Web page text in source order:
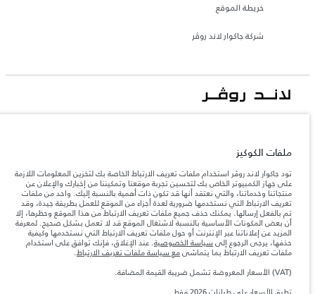
خريطة الموقع
شركة جاكوار لاند روڤر
تعكس الأوزان المذكورة مواصفات السيارة القياسية. سوف تؤثر الإكسسوارات وغيرها من
والحد الأقصى لأحمال المحور عند تحميل السيارة بالإكسسوارات والركاب والسوائل والوقود
والحمولة.
المعلومات والمواصفات والأسعار والألوان المذكورة على هذا الموقع قد تختلف من بلد إلى
آخر، كما أنّها قد تتغير بدون إشعار مسبق. الرجاء التواصل مع وكيلنا المحلي للتأكد من توفّرها
والتحقق من الأسعار.
ملاحظة مهمة حول الصور والمواصفات.إن النقص العالمي في أشباه الموصلات يؤثر حاليًا
في مواصفات تصميم السيارات وتوفر الخيارات وتوقيتات التصاميم. هذا ظرف ديناميكي
للغاية، ونتيجة لذلك، قد لا تمثّل الصور المستخدَمة ضمن موقع الويب حاليًا المواصفات الحالية
بالكامل بالنسبة إلى الميزات والخيارات والحلية ومجموعات الألوان. يرجى استشارة وكيلك الذي
سيتمكّن من تأكيد أي تقييدات حالية معك للسماح لك باتخاذ قرار مدروس
ملفات الكوكيز
تود جاكوار لاند روڤر استخدام ملفات تعريف الارتباط الخاصة بك لتخزين المعلومات اللازمة
على جهاز الكمبيوتر الخاص بك لتحسين تجربة موقعنا وتمكيننا من إخبارك والإعلان عن
منتجاتنا وخدماتنا، والتي نعتقد أنها قد تكون ذات أهمية بالنسبة إليك. واحد من ملفات
تعريف الارتباط التي نستخدمها ضرورية لعدة أجزاء من الموقع للعمل بطريقة جيدة، وقد
تم بالفعل إرسالها. يمكنك حذف جميع ملفات تعريف الارتباط من هذا الموقع وحظرها، إلا
أن بعض المكونات الأساسية بالنسبة لاشتغال الموقع قد لا تعمل بشكل صحيح. لمعرفة
المزيد عن إعلاناتنا عبر الإنترنت أو حول ملفات تعريف الارتباط التي نستخدمها وكيفية
حذفها، يرجى الرجوع إلى سياسة الخصوصية. عند الإغلاق، فإنك توافق على استخدام
ملفات تعريف الارتباط بما يتماشىمع سياسة ملفات تعريف الارتباط.
(VAT) الأسعار المعروضة تشمل ضريبة القيمة المضافة.